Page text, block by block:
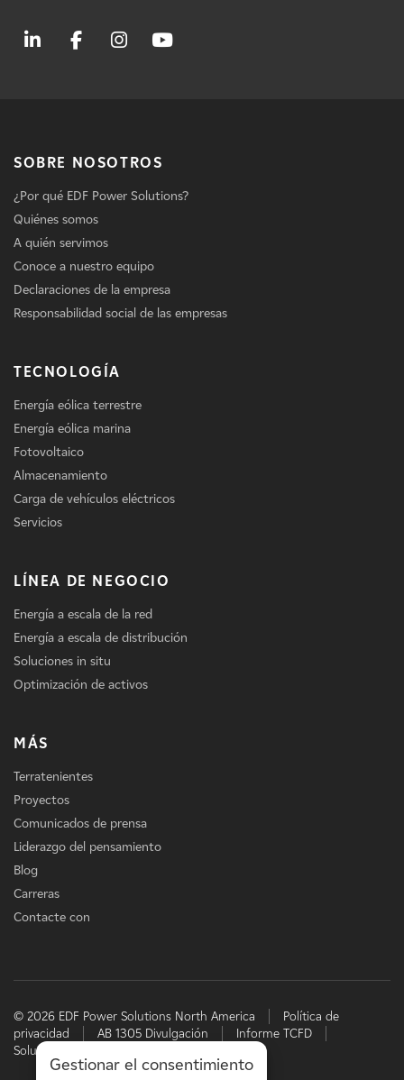
SOBRE NOSOTROS
¿Por qué EDF Power Solutions?
Quiénes somos
A quién servimos
Conoce a nuestro equipo
Declaraciones de la empresa
Responsabilidad social de las empresas
TECNOLOGÍA
Energía eólica terrestre
Energía eólica marina
Fotovoltaico
Almacenamiento
Carga de vehículos eléctricos
Servicios
LÍNEA DE NEGOCIO
Energía a escala de la red
Energía a escala de distribución
Soluciones in situ
Optimización de activos
MÁS
Terratenientes
Proyectos
Comunicados de prensa
Liderazgo del pensamiento
Blog
Carreras
Contacte con
© 2026 EDF Power Solutions North America
Política de
privacidad
AB 1305 Divulgación
Informe TCFD
Soluciones energéticas de EDF
Gestionar el consentimiento